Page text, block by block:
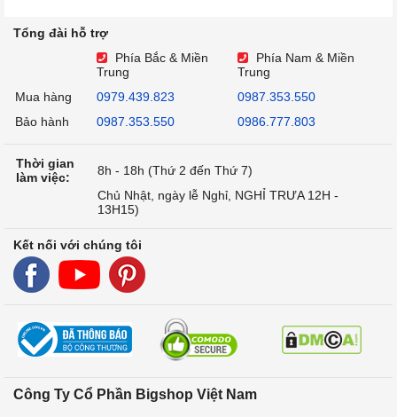
Tổng đài hỗ trợ
Phía Bắc & Miền
Trung
Phía Nam & Miền
Trung
Mua hàng
0979.439.823
0987.353.550
Bảo hành
0987.353.550 0986.777.803
Thời gian
làm việc:
8h - 18h (Thứ 2 đến Thứ 7)
Chủ Nhật, ngày lễ Nghỉ, NGHỈ TRƯA 12H -
13H15)
Kết nối với chúng tôi
Công Ty Cổ Phần Bigshop Việt Nam